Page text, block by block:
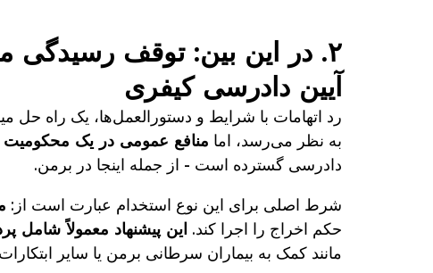
آیین دادرسی کیفری
رد اتهامات با شرایط و دستورالعمل‌ها، یک راه
به نظر می‌رسد، اما منافع عمومی در یک محکومیت
دادرسی گسترده است - از جمله اینجا در برمن.
شرط اصلی برای این نوع استخدام عبارت است از:
حکم اخراج را اجرا کند. این پیشنهاد معمولاً شامل
مانند کمک به بیماران سرطانی برمن یا سایر